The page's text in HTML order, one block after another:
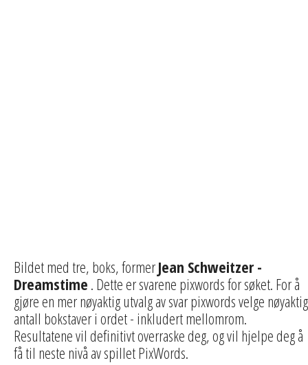
Bildet med tre, boks, formerJean Schweitzer -
Dreamstime . Dette er svarene pixwords for søket. For å
gjøre en mer nøyaktig utvalg av svar pixwords velge nøyaktig
antall bokstaver i ordet - inkludert mellomrom.
Resultatene vil definitivt overraske deg, og vil hjelpe deg å
få til neste nivå av spillet PixWords.